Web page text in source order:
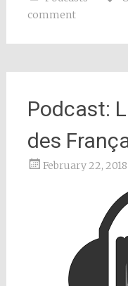
comment
Podcast:
des
February 22, 2018